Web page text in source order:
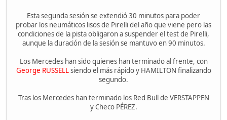
Esta segunda sesión se extendió 30 minutos para poder
probar los neumáticos lisos de Pirelli del año que viene pero las
condiciones de la pista obligaron a suspender el test de Pirelli,
aunque la duración de la sesión se mantuvo en 90 minutos.
Los Mercedes han sido quienes han terminado al frente, con
George RUSSELLsiendo el más rápido y HAMILTON finalizando
segundo.
Tras los Mercedes han terminado los Red Bull de VERSTAPPEN
y Checo PÉREZ.